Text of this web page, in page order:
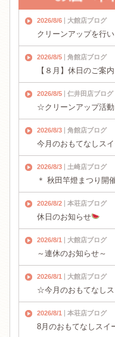
2026/8/6 大館店ブログ
クリーンアップを行い
2026/8/5 角館店ブログ
【８月】休日のご案内
2026/8/5 仁井田店ブログ
☆クリーンアップ活
2026/8/3 角館店ブログ
今月のおもてなしス
2026/8/3 土崎店ブログ
＊ 秋田竿燈まつり開
2026/8/2 本荘店ブログ
休日のお知らせ
2026/8/1 大館店ブログ
～連休のお知らせ～
2026/8/1 大館店ブログ
☆今月のおもてなし
2026/8/1 本荘店ブログ
8月のおもてなしスイ